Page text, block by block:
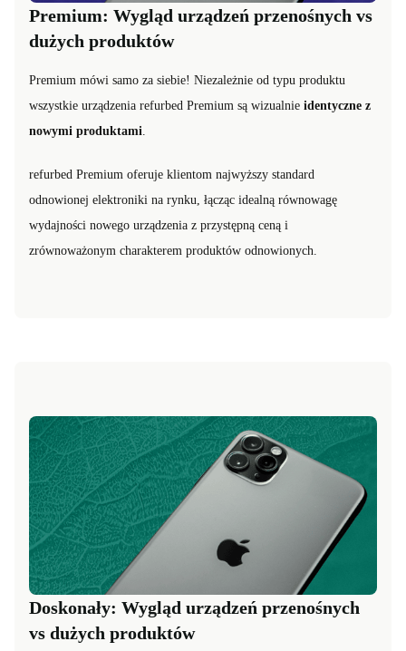
Premium: Wygląd urządzeń przenośnych vs
dużych produktów
Premium mówi samo za siebie! Niezależnie od typu produktu
wszystkie urządzenia refurbed Premium są wizualnie identyczne z
nowymi produktami
refurbed Premium oferuje klientom najwyższy standard
odnowionej elektroniki na rynku, łącząc idealną równowagę
wydajności nowego urządzenia z przystępną ceną i
zrównoważonym charakterem produktów odnowionych.
Doskonały: Wygląd urządzeń przenośnych
vs dużych produktów